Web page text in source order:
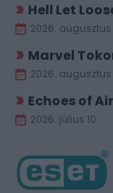
Hell Let
2026. augusztus
Marvel
2026. augusztus
Echoes of
2026. július 10.